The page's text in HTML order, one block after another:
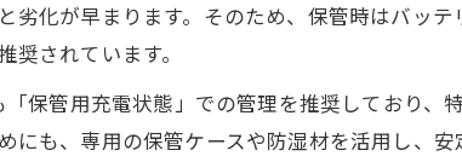
劣化が早まります。そのため、保管時はバッ
されています。
保管用充電状態」での管理を推奨しており
にも、専用の保管ケースや防湿材を活用し、安